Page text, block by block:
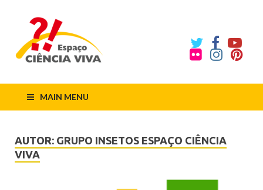
MAIN MENU
AUTOR: GRUPO INSETOS ESPAÇO CIÊNCIA
VIVA